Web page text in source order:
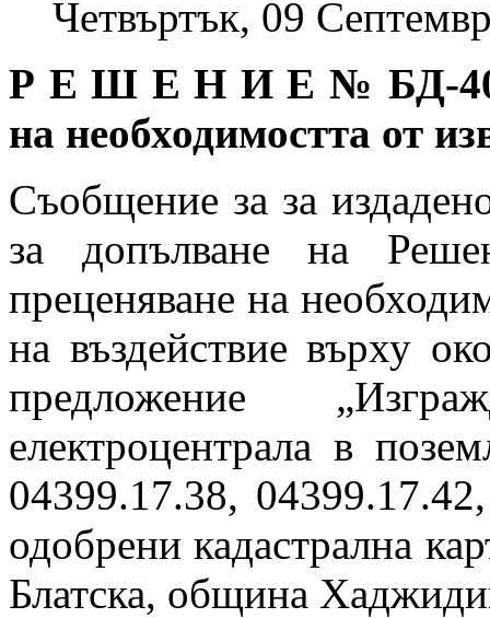
Четвъртък, 09
Р Е Ш Е Н И Е № БД-
на необходимостта от
Съобщение за за
за допълване на
преценяване на
на въздействие върху
предложение
електроцентрала в
04399.17.38,
одобрени кадастрална
Блатска, община